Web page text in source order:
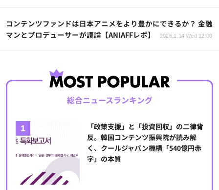
コンテンツファンドは日本アニメをより豊かにできるか？ 金融
マンとプロデューサーが議論【ANIAFFレポ】
2026.1.14 Wed 12:00
総合ニュースランキング
「政策支援」と「投資回収」の二律背
反。韓国コンテンツ振興院が読み解
く、クールジャパン機構「540億円赤
字」の本質